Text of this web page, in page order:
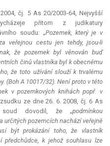
čj. 5 As 20/2003-64, Nejvyšší
přitom z judikatury
soudu: „Pozemek, který je v
veřejnou cestu jen tehdy, jsou-li
že pozemek byl věnován buď
činů vlastníka byl k obecnému
že toto užívání slouží k trvalému
(Boh A 10017/32). Není proto v této
v pozemkových knihách popř. v
ze dne 26. 6. 2008, čj. 6 As
soud dovodil, že „podmínkou
určitých pozemcích nachází veřejně
být prokázání toho, že vlastník
předchůdce, k jehož souhlasu lze